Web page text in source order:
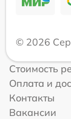
© 2026
Стоимость
Оплата и
Контакты
Вакансии